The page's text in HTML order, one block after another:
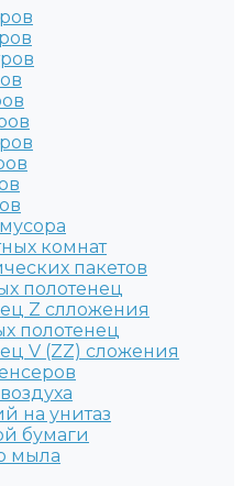
комнат
пакетов
полотенец
Z слложения
полотенец
V (ZZ) сложения
на унитаз
бумаги
мыла